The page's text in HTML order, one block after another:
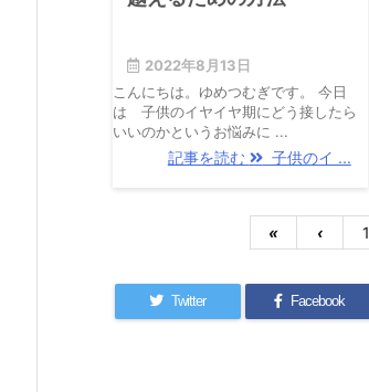
2022年8月13日
こんにちは。ゆめつむぎです。 今日
は 子供のイヤイヤ期にどう接したら
いいのかというお悩みに ...
記事を読む 子供のイ ...
« ‹ 1
Twitter Facebook